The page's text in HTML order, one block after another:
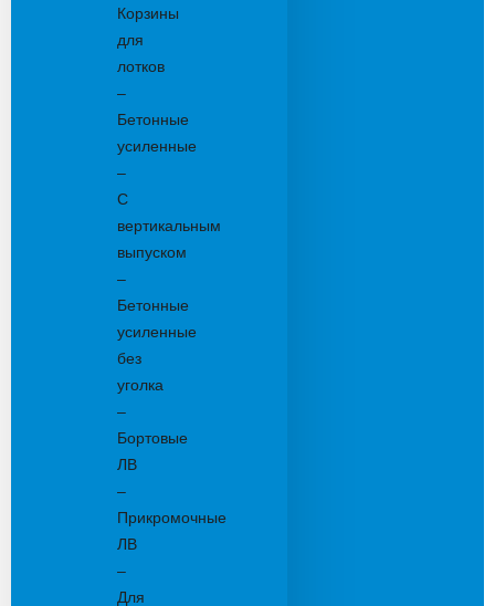
Корзины
для
лотков
–
Бетонные
усиленные
–
С
вертикальным
выпуском
–
Бетонные
усиленные
без
уголка
–
Бортовые
ЛВ
–
Прикромочные
ЛВ
–
Для